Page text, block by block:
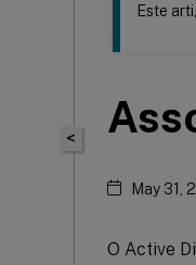
<
Este
May 31,
O Active